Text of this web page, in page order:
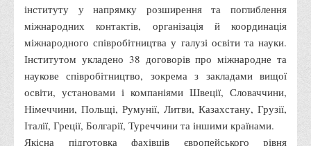
допомагають тим, хто пережили сексуальне насильство,
пов'язане з конфліктом та їх родинам у Вінницькій області
10 точних фактів про наркотики. З’ясуй правду про
наркотики. Врятуй чиєсь життя
3D тур
Екскурсія до ВТЕІ
інституту у напрямку розширення та поглиблення
міжнародних контактів, організація й координація
міжнародного співробітництва у галузі освіти та науки.
Інститутом укладено 38 договорів про міжнародне та
наукове співробітництво, зокрема з закладами вищої
освіти, установами і компаніями Швеції, Словаччини,
Німеччини, Польщі, Румунії, Литви, Казахстану, Грузії,
Італії, Греції, Болгарії, Туреччини та іншими країнами.
Якісна підготовка фахівців європейського рівня